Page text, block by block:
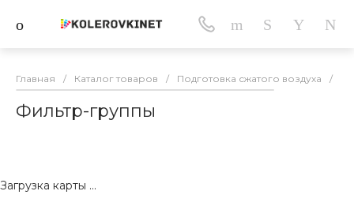
Главная / Каталог товаров / Подготовка сжатого воздуха /
Фильтр-группы
Загрузка карты ...